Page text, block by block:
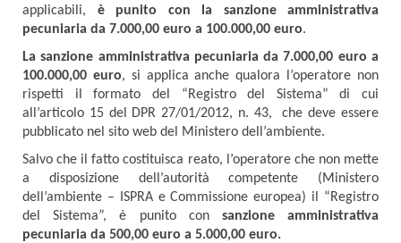
applicabili, è punito con la sanzione amministrativa
pecuniaria da 7.000,00 euro a 100.000,00 euro.
La sanzione amministrativa pecuniaria da 7.000,00 euro a
100.000,00 euro, si applica anche qualora l’operatore non
rispetti il formato del “Registro del Sistema” di cui
all’articolo 15 del DPR 27/01/2012, n. 43, che deve essere
pubblicato nel sito web del Ministero dell’ambiente.
Salvo che il fatto costituisca reato, l’operatore che non mette
a disposizione dell’autorità competente (Ministero
dell’ambiente – ISPRA e Commissione europea) il “Registro
del Sistema”, è punito con sanzione amministrativa
pecuniaria da 500,00 euro a 5.000,00 euro.